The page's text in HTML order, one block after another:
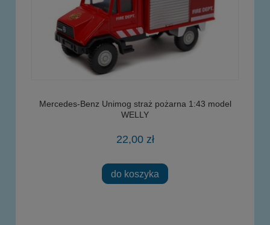
Mercedes-Benz Unimog straż pożarna 1:43 model
WELLY
22,00 zł
do koszyka